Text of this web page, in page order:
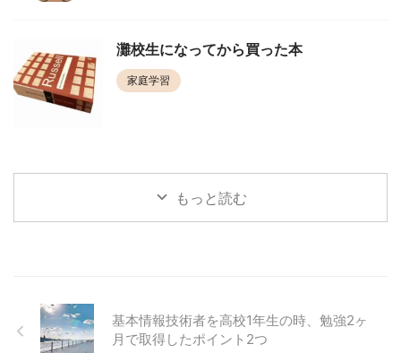
灘校生になってから買った本
家庭学習
もっと読む
基本情報技術者を高校1年生の時、勉強2ヶ
月で取得したポイント2つ